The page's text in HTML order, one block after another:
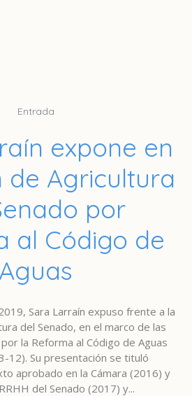
Entrada
expone en
de Agricultura
por
al Código de
Aguas
Sara Larraín expuso frente a la
del Senado, en el marco de las
la Reforma al Código de Aguas
12). Su presentación se tituló
aprobado en la Cámara (2016) y
del Senado (2017) y...